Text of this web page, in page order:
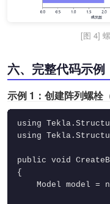
[图 4]
六、完整代码示例
示例 1：创建阵列螺栓
using
using
public void
{
Model model =